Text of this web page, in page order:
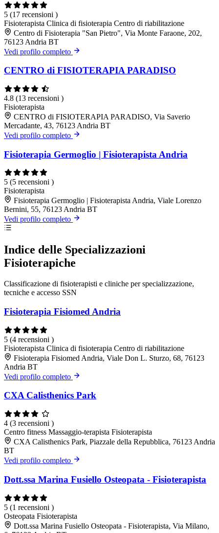
5 (17 recensioni )
Fisioterapista Clinica di fisioterapia Centro di riabilitazione
Centro di Fisioterapia "San Pietro", Via Monte Faraone, 202,
76123 Andria BT
Vedi profilo completo
CENTRO di FISIOTERAPIA PARADISO
4.8 (13 recensioni )
Fisioterapista
CENTRO di FISIOTERAPIA PARADISO, Via Saverio
Mercadante, 43, 76123 Andria BT
Vedi profilo completo
Fisioterapia Germoglio | Fisioterapista Andria
5 (5 recensioni )
Fisioterapista
Fisioterapia Germoglio | Fisioterapista Andria, Viale Lorenzo
Bernini, 55, 76123 Andria BT
Vedi profilo completo
Indice delle Specializzazioni
Fisioterapiche
Classificazione di fisioterapisti e cliniche per specializzazione,
tecniche e accesso SSN
Fisioterapia Fisiomed Andria
5 (4 recensioni )
Fisioterapista Clinica di fisioterapia Centro di riabilitazione
Fisioterapia Fisiomed Andria, Viale Don L. Sturzo, 68, 76123
Andria BT
Vedi profilo completo
CXA Calisthenics Park
4 (3 recensioni )
Centro fitness Massaggio-terapista Fisioterapista
CXA Calisthenics Park, Piazzale della Repubblica, 76123 Andria
BT
Vedi profilo completo
Dott.ssa Marina Fusiello Osteopata - Fisioterapista
5 (1 recensioni )
Osteopata Fisioterapista
Dott.ssa Marina Fusiello Osteopata - Fisioterapista, Via Milano,